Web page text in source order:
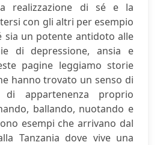
realizzazione di sé e la
con gli altri per esempio
sia un potente antidoto alle
di depressione, ansia e
pagine leggiamo storie
hanno trovato un senso di
di appartenenza proprio
ballando, nuotando e
esempi che arrivano dal
Tanzania dove vive una